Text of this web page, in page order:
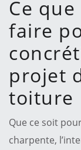
Ce
faire
projet
toiture
Que ce soit
charpente,